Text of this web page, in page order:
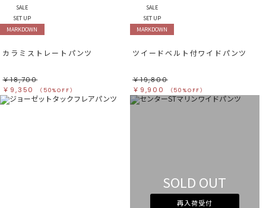
SALE
SET UP
MARKDOWN
カラミストレートパンツ
￥18,700
￥9,350
（50%OFF）
SALE
SET UP
MARKDOWN
ツイードベルト付ワイドパンツ
￥19,800
￥9,900
（50%OFF）
SOLD OUT
再入荷受付